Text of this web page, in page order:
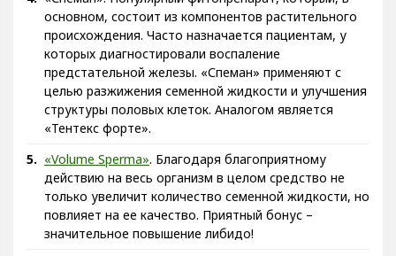
«Спеман». Популярный фитопрепарат, который, в
основном, состоит из компонентов растительного
происхождения. Часто назначается пациентам, у
которых диагностировали воспаление
предстательной железы. «Спеман» применяют с
целью разжижения семенной жидкости и улучшения
структуры половых клеток. Аналогом является
«Тентекс форте».
«Volume Sperma» . Благодаря благоприятному
действию на весь организм в целом средство не
только увеличит количество семенной жидкости, но
повлияет на ее качество. Приятный бонус –
значительное повышение либидо!